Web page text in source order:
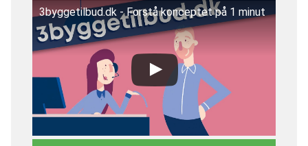
3byggetilbud.dk - Forstå konceptet på 1 minut